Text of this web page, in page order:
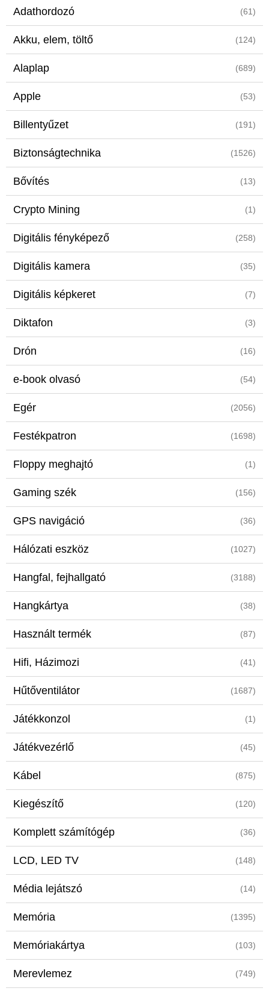
Adathordozó (61)
Akku, elem, töltő (124)
Alaplap (689)
Apple (53)
Billentyűzet (191)
Biztonságtechnika (1526)
Bővítés (13)
Crypto Mining (1)
Digitális fényképező (258)
Digitális kamera (35)
Digitális képkeret (7)
Diktafon (3)
Drón (16)
e-book olvasó (54)
Egér (2056)
Festékpatron (1698)
Floppy meghajtó (1)
Gaming szék (156)
GPS navigáció (36)
Hálózati eszköz (1027)
Hangfal, fejhallgató (3188)
Hangkártya (38)
Használt termék (87)
Hifi, Házimozi (41)
Hűtőventilátor (1687)
Játékkonzol (1)
Játékvezérlő (45)
Kábel (875)
Kiegészítő (120)
Komplett számítógép (36)
LCD, LED TV (148)
Média lejátszó (14)
Memória (1395)
Memóriakártya (103)
Merevlemez (749)